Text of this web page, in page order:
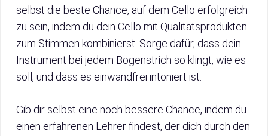
selbst die beste Chance, auf dem Cello erfolgreich
zu sein, indem du dein Cello mit Qualitätsprodukten
zum Stimmen kombinierst. Sorge dafür, dass dein
Instrument bei jedem Bogenstrich so klingt, wie es
soll, und dass es einwandfrei intoniert ist.
Gib dir selbst eine noch bessere Chance, indem du
einen erfahrenen Lehrer findest, der dich durch den